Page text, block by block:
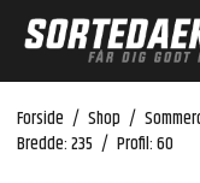
Forside / Shop /
Bredde: 235 / Profil: 60